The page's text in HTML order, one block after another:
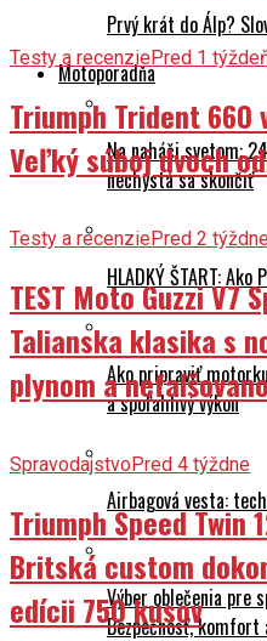
Prvý krát do Álp?
Motoporadňa
Na naháči svetom:
nechystá sa skončiť
HLADKÝ ŠTART: Ako
Ako pripraviť
a spoľahlivý výkon
Airbagová vesta:
Výber oblečenia pre
Bezpečnosť,
Testy a recenziePred 1
Triumph Trident 660
Veľký súboj dvoch
Testy a recenziePred 2
TEST Moto Guzzi V7
Talianska klasika s
plynom a
SpravodajstvoPred 4 týždne
Triumph Speed Twin
Britská custom
edícii 750 kusov